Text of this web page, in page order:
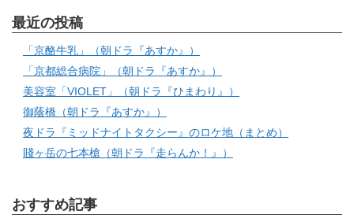
最近の投稿
「京酪牛乳」（朝ドラ『あすか』）
「京都総合病院」（朝ドラ『あすか』）
美容室「VIOLET」（朝ドラ『ひまわり』）
御蔭橋（朝ドラ『あすか』）
夜ドラ『ミッドナイトタクシー』のロケ地（まとめ）
賤ヶ岳の七本槍（朝ドラ『走らんか！』）
おすすめ記事